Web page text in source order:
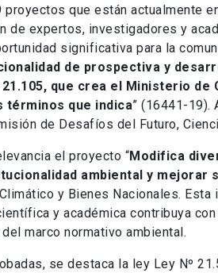
que están actualmente
de expertos, investigadores y
significativa para la
de prospectiva y
que crea el Ministerio
términos que indica” (16441-19).
de Desafíos del Futuro,
el proyecto “Modifica
ambiental y mejorar
y Bienes Nacionales.
y académica contribuya
marco normativo ambiental.
se destaca la ley Ley Nº